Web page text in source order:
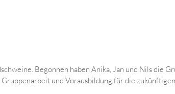
Begonnen haben Anika, Jan und Nils die
und Vorausbildung für die